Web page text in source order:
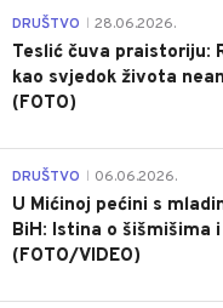
DRUŠTVO 28.06.2026.
Teslić čuva praistoriju:
kao svjedok života
(FOTO)
DRUŠTVO 06.06.2026.
U Mićinoj pećini s
BiH: Istina o šišmišima
(FOTO/VIDEO)